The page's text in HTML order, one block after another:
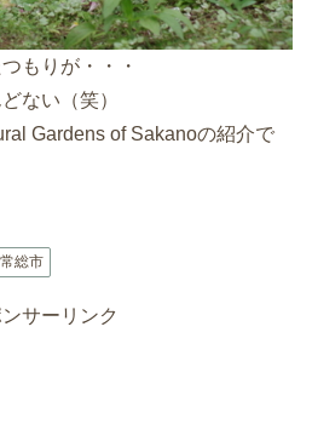
もりが・・・
ない（笑）
Gardens of Sakanoの紹介で
常総市
サーリンク